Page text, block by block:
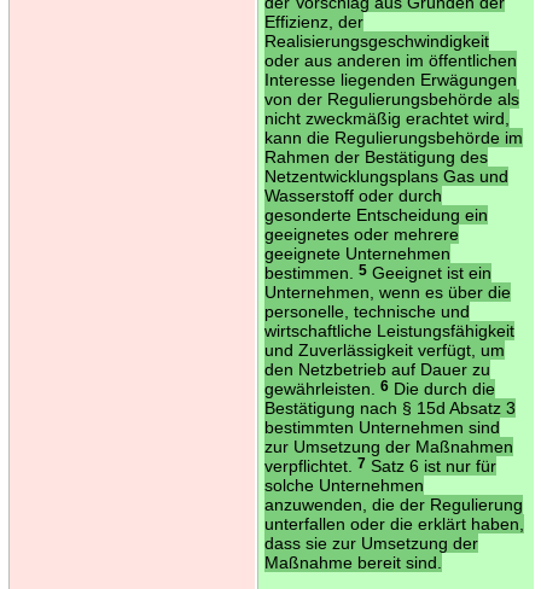
Effizienz, der
Realisierungsgeschwindigkeit
oder aus anderen im öffentlichen
Interesse liegenden Erwägungen
von der Regulierungsbehörde als
nicht zweckmäßig erachtet wird,
kann die Regulierungsbehörde im
Rahmen der Bestätigung des
Netzentwicklungsplans Gas und
Wasserstoff oder durch
gesonderte Entscheidung ein
geeignetes oder mehrere
geeignete Unternehmen
bestimmen.
5Geeignet ist ein
Unternehmen, wenn es über die
personelle, technische und
wirtschaftliche Leistungsfähigkeit
und Zuverlässigkeit verfügt, um
den Netzbetrieb auf Dauer zu
gewährleisten.
6Die durch die
Bestätigung nach § 15d Absatz 3
bestimmten Unternehmen sind
zur Umsetzung der Maßnahmen
verpflichtet.
7Satz 6 ist nur für
solche Unternehmen
anzuwenden, die der Regulierung
unterfallen oder die erklärt haben,
dass sie zur Umsetzung der
Maßnahme bereit sind.